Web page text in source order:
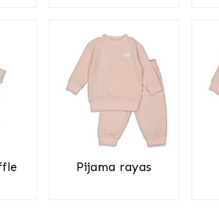
Pijama rayas